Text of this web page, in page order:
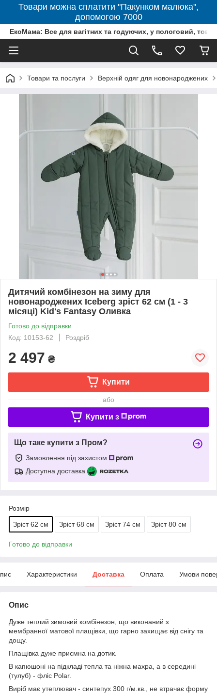
Товари можна сплатити "Пакунком малюка",
допомогою 7000
ЕкоМама: Все для вагітних та годуючих, у пологовий,
Товари та послуги Верхній одяг для новонароджених
Дитячий комбінезон на зиму для
новонароджених Iceberg зріст 62 см (1 - 3
місяці) Kid's Fantasy Оливка
Готово до відправки
Код: 10153-62
Роздріб
2 497 ₴
Купити
або
Купити з
Що таке купити з Пром?
Замовлення під захистом
Доступна доставка
Розмір
Зріст 62 см Зріст 68 см Зріст 74 см Зріст 80 см
Готово до відправки
Характеристики Доставка Оплата Умови
Опис
Дуже теплий зимовий комбінезон, що виконаний з
мембранної матової плащівки, що гарно захищає від снігу та
дощу.
Плащівка дуже приємна на дотик.
В капюшоні на підкладі тепла та ніжна махра, а в середині
(тулуб) - фліс Polar.
Виріб має утеплювач - синтепух 300 г/м.кв., не втрачає форму